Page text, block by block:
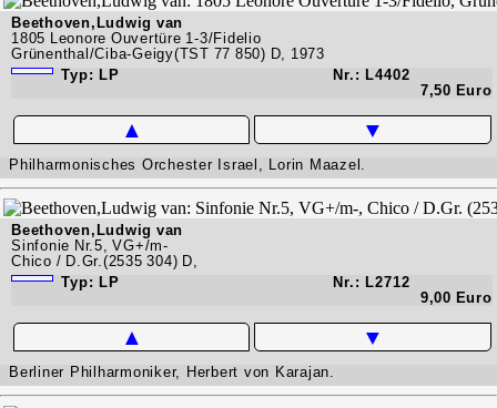
Beethoven,Ludwig van
1805 Leonore Ouvertüre 1-3/Fidelio
Grünenthal/Ciba-Geigy(TST 77 850) D, 1973
Typ: LP
Nr.: L4402
7,50 Euro
▲ ▼
Philharmonisches Orchester Israel, Lorin Maazel.
Beethoven,Ludwig van
Sinfonie Nr.5, VG+/m-
Chico / D.Gr.(2535 304) D,
Typ: LP
Nr.: L2712
9,00 Euro
▲ ▼
Berliner Philharmoniker, Herbert von Karajan.